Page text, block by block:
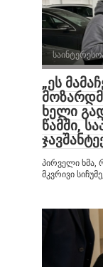
„ეს
ხელი
წამში,
პირველი ხმა,
მკვრივი